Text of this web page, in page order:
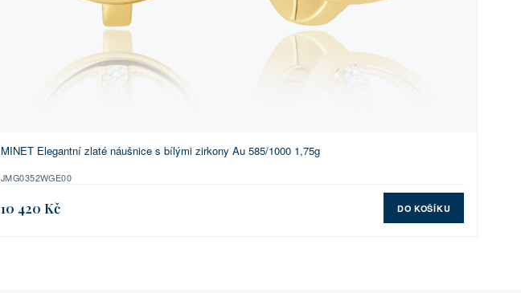
MINET Elegantní zlaté náušnice s bílými zirkony Au 585/1000 1,75g
JMG0352WGE00
10 420 Kč DO KOŠÍKU